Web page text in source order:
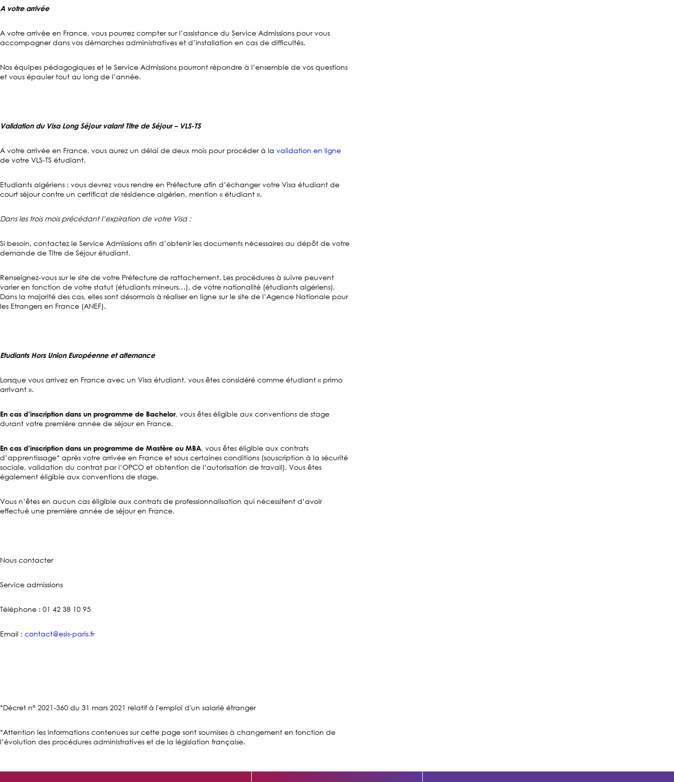
A votre arrivée
A votre arrivée en France, vous pourrez compter sur l’assistance du Service Admissions pour vous
accompagner dans vos démarches administratives et d’installation en cas de difficultés.
Nos équipes pédagogiques et le Service Admissions pourront répondre à l’ensemble de vos questions
et vous épauler tout au long de l’année.
Validation du Visa Long Séjour valant Titre de Séjour – VLS-TS
A votre arrivée en France, vous aurez un délai de deux mois pour procéder à la validation en ligne
de votre VLS-TS étudiant.
Etudiants algériens : vous devrez vous rendre en Préfecture afin d’échanger votre Visa étudiant de
court séjour contre un certificat de résidence algérien, mention « étudiant ».
Dans les trois mois précédant l’expiration de votre Visa :
Si besoin, contactez le Service Admissions afin d’obtenir les documents nécessaires au dépôt de votre
demande de Titre de Séjour étudiant.
Renseignez-vous sur le site de votre Préfecture de rattachement. Les procédures à suivre peuvent
varier en fonction de votre statut (étudiants mineurs…), de votre nationalité (étudiants algériens).
Dans la majorité des cas, elles sont désormais à réaliser en ligne sur le site de l’Agence Nationale pour
les Etrangers en France (ANEF).
Etudiants Hors Union Européenne et alternance
Lorsque vous arrivez en France avec un Visa étudiant, vous êtes considéré comme étudiant « primo
arrivant ».
En cas d’inscription dans un programme de Bachelor, vous êtes éligible aux conventions de stage
durant votre première année de séjour en France.
En cas d’inscription dans un programme de Mastère ou MBA, vous êtes éligible aux contrats
d’apprentissage* après votre arrivée en France et sous certaines conditions (souscription à la sécurité
sociale, validation du contrat par l’OPCO et obtention de l’autorisation de travail). Vous êtes
également éligible aux conventions de stage.
Vous n’êtes en aucun cas éligible aux contrats de professionnalisation qui nécessitent d’avoir
effectué une première année de séjour en France.
Nous contacter
Service admissions
Téléphone : 01 42 38 10 95
Email : contact@esis-paris.fr
*Décret n° 2021-360 du 31 mars 2021 relatif à l'emploi d'un salarié étranger
*Attention les informations contenues sur cette page sont soumises à changement en fonction de
l’évolution des procédures administratives et de la législation française.